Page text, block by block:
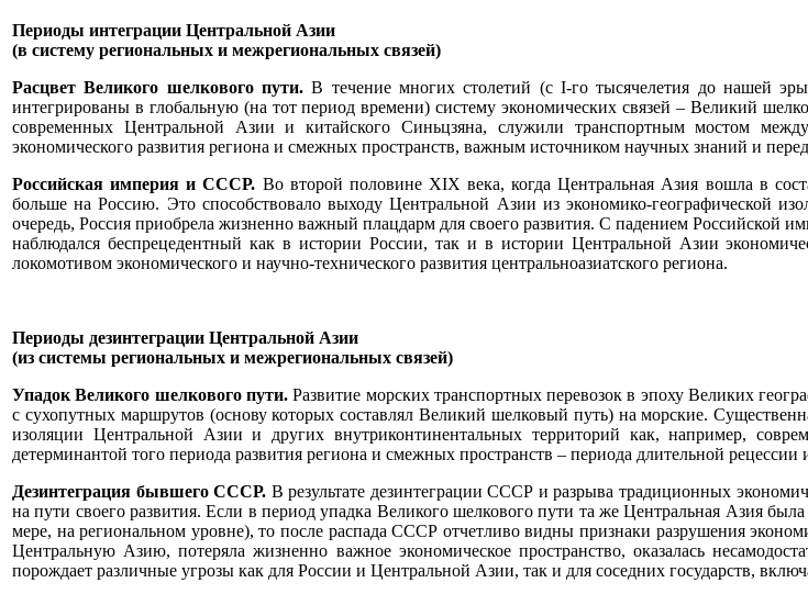
Периоды интеграции Центральной Азии
(в систему региональных и межрегиональных связей)
Расцвет Великого шелкового пути.В течение многих столетий (с I-го тысячелетия до нашей
интегрированы в глобальную (на тот период времени) систему экономических связей – Великий
современных Центральной Азии и китайского Синьцзяна, служили транспортным мостом
экономического развития региона и смежных пространств, важным источником научных знаний и
Российская империя и СССР. Во второй половине XIX века, когда Центральная Азия вошла в
больше на Россию. Это способствовало выходу Центральной Азии из экономико-географической
очередь, Россия приобрела жизненно важный плацдарм для своего развития. С падением
наблюдался беспрецедентный как в истории России, так и в истории Центральной Азии
локомотивом экономического и научно-технического развития центральноазиатского региона.
Периоды дезинтеграции Центральной Азии
(из системы региональных и межрегиональных связей)
Упадок Великого шелкового пути.Развитие морских транспортных перевозок в эпоху Великих
с сухопутных маршрутов (основу которых составлял Великий шелковый путь) на морские.
изоляции Центральной Азии и других внутриконтинентальных территорий как, например,
детерминантой того периода развития региона и смежных пространств – периода длительной
Дезинтеграция бывшего СССР. В результате дезинтеграции СССР и разрыва традиционных
на пути своего развития. Если в период упадка Великого шелкового пути та же Центральная Азия
мере, на региональном уровне), то после распада СССР отчетливо видны признаки разрушения
Центральную Азию, потеряла жизненно важное экономическое пространство, оказалась
порождает различные угрозы как для России и Центральной Азии, так и для соседних государств,